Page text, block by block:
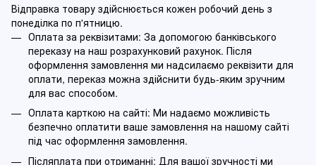
Відправка товару здійснюється кожен робочий день з
понеділка по п'ятницю.
Оплата за реквізитами: За допомогою банківського
переказу на наш розрахунковий рахунок. Після
оформлення замовлення ми надсилаємо реквізити для
оплати, переказ можна здійснити будь-яким зручним
для вас способом.
Оплата карткою на сайті: Ми надаємо можливість
безпечно оплатити ваше замовлення на нашому сайті
під час оформлення замовлення.
Післяплата при отриманні: Для вашої зручності ми